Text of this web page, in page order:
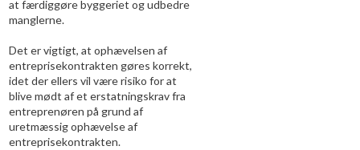
at færdiggøre byggeriet og udbedre
manglerne.
Det er vigtigt, at ophævelsen af
entreprisekontrakten gøres korrekt,
idet der ellers vil være risiko for at
blive mødt af et erstatningskrav fra
entreprenøren på grund af
uretmæssig ophævelse af
entreprisekontrakten.